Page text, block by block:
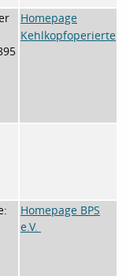
Homepage
Kehlkopfoperierte
Homepage BPS
e.V.